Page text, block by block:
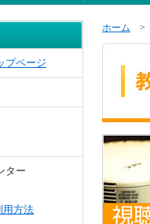
ホーム >
プページ
ター
用方法